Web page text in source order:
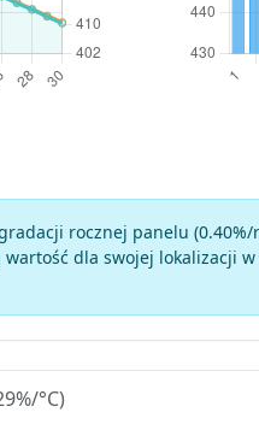
rocznej panelu (0.40%/
wartość dla swojej lokalizacji w
°C)